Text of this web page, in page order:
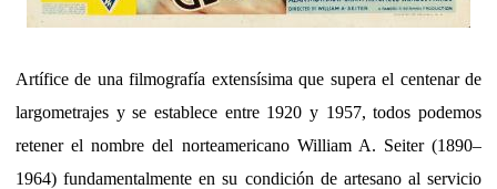
Artífice de una filmografía extensísima que supera el centenar de
largometrajes y se establece entre 1920 y 1957, todos podemos
retener el nombre del norteamericano William A. Seiter (1890–
1964) fundamentalmente en su condición de artesano al servicio